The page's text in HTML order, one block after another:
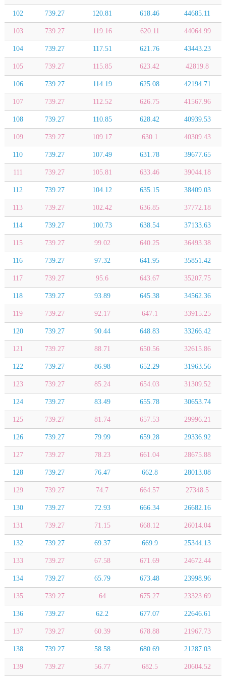
102 739.27 120.81 618.46 44685.11
103 739.27 119.16 620.11 44064.99
104 739.27 117.51 621.76 43443.23
105 739.27 115.85 623.42 42819.8
106 739.27 114.19 625.08 42194.71
107 739.27 112.52 626.75 41567.96
108 739.27 110.85 628.42 40939.53
109 739.27 109.17 630.1 40309.43
110 739.27 107.49 631.78 39677.65
111 739.27 105.81 633.46 39044.18
112 739.27 104.12 635.15 38409.03
113 739.27 102.42 636.85 37772.18
114 739.27 100.73 638.54 37133.63
115 739.27 99.02 640.25 36493.38
116 739.27 97.32 641.95 35851.42
117 739.27 95.6 643.67 35207.75
118 739.27 93.89 645.38 34562.36
119 739.27 92.17 647.1 33915.25
120 739.27 90.44 648.83 33266.42
121 739.27 88.71 650.56 32615.86
122 739.27 86.98 652.29 31963.56
123 739.27 85.24 654.03 31309.52
124 739.27 83.49 655.78 30653.74
125 739.27 81.74 657.53 29996.21
126 739.27 79.99 659.28 29336.92
127 739.27 78.23 661.04 28675.88
128 739.27 76.47 662.8 28013.08
129 739.27 74.7 664.57 27348.5
130 739.27 72.93 666.34 26682.16
131 739.27 71.15 668.12 26014.04
132 739.27 69.37 669.9 25344.13
133 739.27 67.58 671.69 24672.44
134 739.27 65.79 673.48 23998.96
135 739.27 64 675.27 23323.69
136 739.27 62.2 677.07 22646.61
137 739.27 60.39 678.88 21967.73
138 739.27 58.58 680.69 21287.03
139 739.27 56.77 682.5 20604.52